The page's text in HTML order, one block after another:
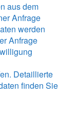
aus dem
Anfrage
werden
Anfrage
Detaillierte
finden Sie